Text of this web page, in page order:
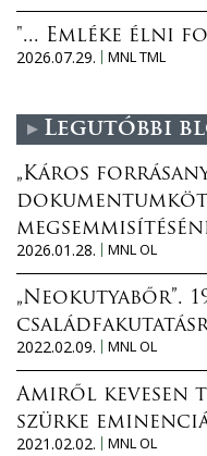
"... Emléke élni
2026.07.29.
MNL TML
Legutóbbi
„Káros
2026.01.28.
MNL OL
„Neokutyabőr”.
2022.02.09.
MNL OL
Amiről kevesen
szürke
2021.02.02.
MNL OL